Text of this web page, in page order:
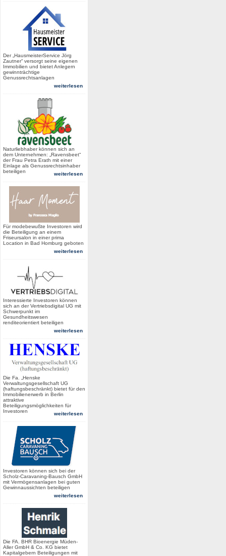
Der „HausmeisterService Jörg
Zautner“ versorgt seine eigenen
Immobilien und bietet Anlegern
gewinnträchtige
Genussrechtsanlagen
weiterlesen
Naturliebhaber können sich an
dem Unternehmen: „Ravensbeet“
der Frau Petra Erath mit einer
Einlage als Genussrechtsinhaber
beteiligen
weiterlesen
Für modebewußte Investoren wird
die Beteiligung an einem
Friseursalon in einer prima
Location in Bad Homburg geboten
weiterlesen
Interessierte Investoren können
sich an der Vertriebsdigital UG mit
Schwerpunkt im
Gesundheitswesen
renditeorientiert beteiligen
weiterlesen
Die Fa. „Henske
Verwaltungsgesellschaft UG
(haftungsbeschränkt) bietet für den
Immobilienerwerb in Berlin
attraktive
Beteiligungsmöglichkeiten für
Investoren
weiterlesen
Investoren können sich bei der
Scholz-Caravaning-Bausch GmbH
mit Vermögensanlagen bei guten
Gewinnaussichten beteiligen
weiterlesen
Die FA. BHR Bioenergie Müden-
Aller GmbH & Co. KG bietet
Kapitalgebern Beteiligungen mit